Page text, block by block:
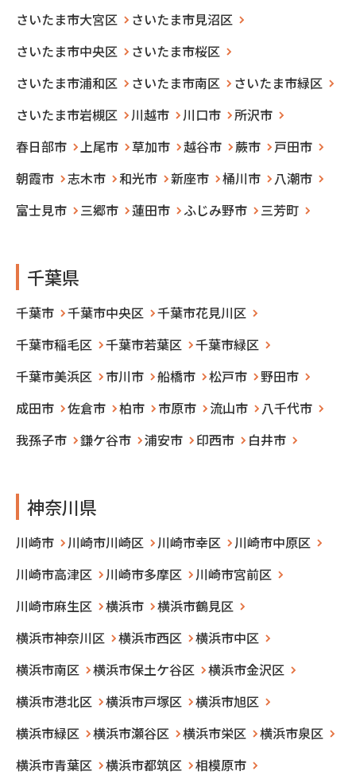
さいたま市大宮区
さいたま市見沼区
さいたま市中央区
さいたま市桜区
さいたま市浦和区
さいたま市南区
さいたま市緑区
さいたま市岩槻区
川越市 川口市
所沢市
春日部市
上尾市 草加市 越谷市 蕨市
戸田市
朝霞市
志木市 和光市 新座市 桶川市
八潮市
富士見市
三郷市 蓮田市 ふじみ野市 三芳町
千葉県
千葉市 千葉市中央区
千葉市花見川区
千葉市稲毛区
千葉市若葉区
千葉市緑区
千葉市美浜区
市川市 船橋市 松戸市
野田市
成田市
佐倉市 柏市 市原市 流山市
八千代市
我孫子市
鎌ケ谷市 浦安市 印西市 白井市
神奈川県
川崎市 川崎市川崎区 川崎市幸区
川崎市中原区
川崎市高津区
川崎市多摩区
川崎市宮前区
川崎市麻生区
横浜市
横浜市鶴見区
横浜市神奈川区
横浜市西区
横浜市中区
横浜市南区
横浜市保土ケ谷区
横浜市金沢区
横浜市港北区
横浜市戸塚区
横浜市旭区
横浜市緑区
横浜市瀬谷区 横浜市栄区
横浜市泉区
横浜市青葉区
横浜市都筑区
相模原市